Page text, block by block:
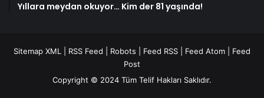
Yıllara meydan okuyor… Kim der 81 yaşında!
Sitemap XML RSS Feed Robots Feed RSS Feed Atom
Feed
Post
Copyright © 2024 Tüm Telif Hakları Saklıdır.